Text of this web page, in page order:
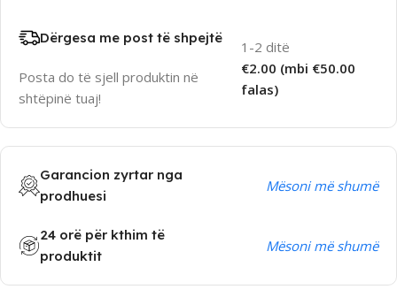
Dërgesa me post të shpejtë
Posta do të sjell produktin në
shtëpinë tuaj!
1-2 ditë
€2.00 (mbi €50.00
falas)
Garancion zyrtar nga
prodhuesi
Mësoni më shumë
24 orë për kthim të
produktit
Mësoni më shumë